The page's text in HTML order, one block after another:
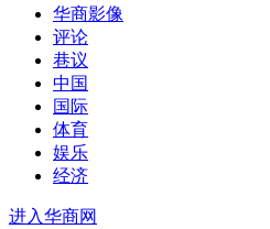
华商影像
评论
巷议
中国
国际
体育
娱乐
经济
进入华商网